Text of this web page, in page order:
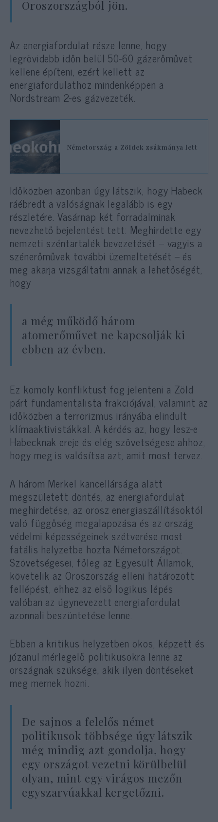
Oroszországból jön.
Az energiafordulat része lenne, hogy
legrövidebb időn belül 50-60 gázerőművet
kellene építeni, ezért kellett az
energiafordulathoz mindenképpen a
Nordstream 2-es gázvezeték.
Németország a Zöldek zsákmánya lett
Időközben azonban úgy látszik, hogy Habeck
ráébredt a valóságnak legalább is egy
részletére. Vasárnap két forradalminak
nevezhető bejelentést tett: Meghirdette egy
nemzeti széntartalék bevezetését – vagyis a
szénerőművek további üzemeltetését – és
meg akarja vizsgáltatni annak a lehetőségét,
hogy
a még működő három
atomerőművet ne kapcsolják ki
ebben az évben.
Ez komoly konfliktust fog jelenteni a Zöld
párt fundamentalista frakciójával, valamint az
időközben a terrorizmus irányába elindult
klímaaktivistákkal. A kérdés az, hogy lesz-e
Habecknak ereje és elég szövetségese ahhoz,
hogy meg is valósítsa azt, amit most tervez.
A három Merkel kancellársága alatt
megszületett döntés, az energiafordulat
meghirdetése, az orosz energiaszállításoktól
való függőség megalapozása és az ország
védelmi képességeinek szétverése most
fatális helyzetbe hozta Németországot.
Szövetségesei, főleg az Egyesült Államok,
követelik az Oroszország elleni határozott
fellépést, ehhez az első logikus lépés
valóban az úgynevezett energiafordulat
azonnali beszüntetése lenne.
Ebben a kritikus helyzetben okos, képzett és
józanul mérlegelő politikusokra lenne az
országnak szüksége, akik ilyen döntéseket
meg mernek hozni.
De sajnos a felelős német
politikusok többsége úgy látszik
még mindig azt gondolja, hogy
egy országot vezetni körülbelül
olyan, mint egy virágos mezőn
egyszarvúakkal kergetőzni.